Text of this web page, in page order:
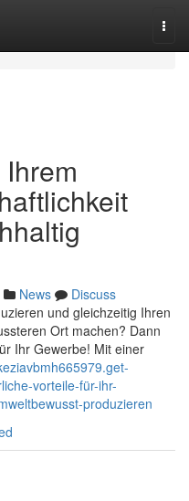
News
Discuss
und gleichzeitig Ihren
Ort machen? Dann
Ihr Gewerbe! Mit einer
vorteile-für-ihr-
produzieren